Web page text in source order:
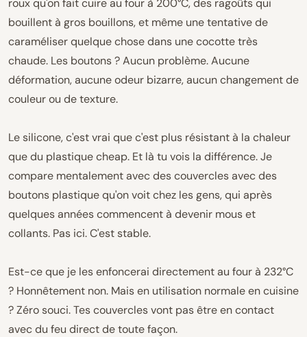
roux qu'on fait cuire au four à 200°C, des ragoûts qui
bouillent à gros bouillons, et même une tentative de
caraméliser quelque chose dans une cocotte très
chaude. Les boutons ? Aucun problème. Aucune
déformation, aucune odeur bizarre, aucun changement de
couleur ou de texture.
Le silicone, c'est vrai que c'est plus résistant à la chaleur
que du plastique cheap. Et là tu vois la différence. Je
compare mentalement avec des couvercles avec des
boutons plastique qu'on voit chez les gens, qui après
quelques années commencent à devenir mous et
collants. Pas ici. C'est stable.
Est-ce que je les enfoncerai directement au four à 232°C
? Honnêtement non. Mais en utilisation normale en cuisine
? Zéro souci. Tes couvercles vont pas être en contact
avec du feu direct de toute façon.